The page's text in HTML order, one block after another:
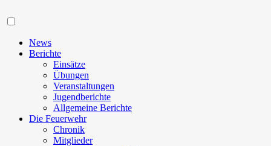
News
Berichte
Einsätze
Übungen
Veranstaltungen
Jugendberichte
Allgemeine Berichte
Die Feuerwehr
Chronik
Mitglieder